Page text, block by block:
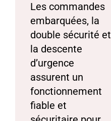
Les commandes
embarquées, la
double sécurité et
la descente
d’urgence
assurent un
fonctionnement
fiable et